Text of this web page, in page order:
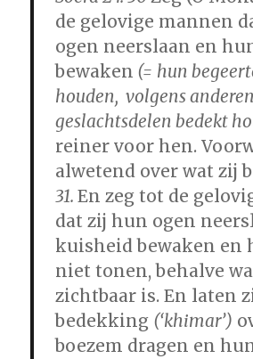
de gelovige mannen
ogen neerslaan en
bewaken (= hun
houden, volgens
geslachtsdelen bedekt
reiner voor hen.
alwetend over wat zij
31.En zeg tot de
dat zij hun ogen
kuisheid bewaken en
niet tonen, behalve
zichtbaar is. En laten
bedekking (‘khimar’)
boezem dragen en